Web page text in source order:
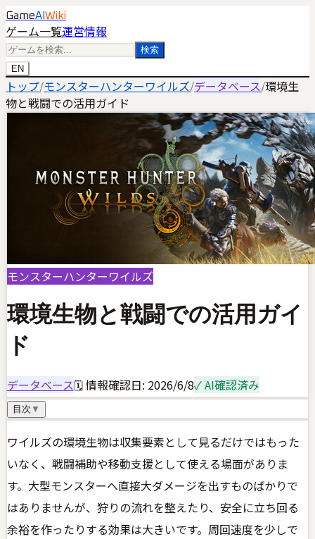
GameAI Wiki
ゲーム一覧運営情報
検索
EN
トップ/モンスターハンターワイルズ/データベース/環境生
物と戦闘での活用ガイド
モンスターハンターワイルズ
環境生物と戦闘での活用ガイ
ド
データベース🗓 情報確認日: 2026/6/8✓ AI確認済み
目次 ▼
ワイルズの環境生物は収集要素として見るだけではもった
いなく、戦闘補助や移動支援として使える場面がありま
す。大型モンスターへ直接大ダメージを出すものばかりで
はありませんが、狩りの流れを整えたり、安全に立ち回る
余裕を作ったりする効果は大きいです。周回速度を少しで